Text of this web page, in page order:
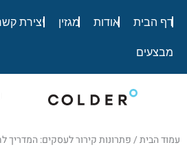
דף הבית
אודות מגזין יצירת
מבצעים
עמוד הבית/פתרונות קירור לעסקים: המדריך